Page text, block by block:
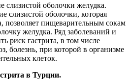
слизистой оболочки желудка.
слизистой оболочки, которая
позволяет пищеварительным сокам
желудка. Ряд заболеваний и
риск гастрита, в том числе
болезнь, при которой в организме
клеток.
в Турции.